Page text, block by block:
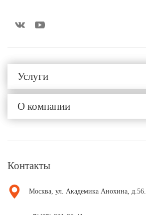
Услуги
О компании
Контакты
Москва, ул. Академика Анохина, д.56.